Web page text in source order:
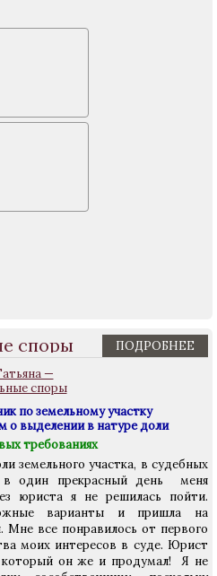
споры ПОДРОБНЕЕ
по земельному участку
о выделении в натуре доли
требованиях
земельного участка, в судебных
в один прекрасный день меня
юриста я не решилась пойти.
варианты и пришла на
Мне все понравилось от первого
моих интересов в суде. Юрист
который он же и продумал! Я не